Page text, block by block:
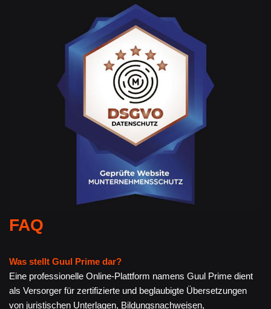
FAQ
Was stellt Guul Prime dar?
Eine professionelle Online-Plattform namens Guul Prime dient
als Versorger für zertifizierte und beglaubigte Übersetzungen
von juristischen Unterlagen, Bildungsnachweisen,